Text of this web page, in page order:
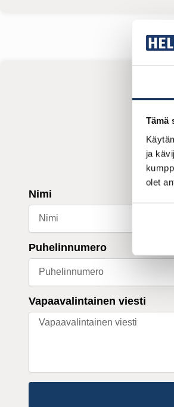
Tämä
ja
olet
Nimi
Puhelinnumero
Vapaavalintainen viesti